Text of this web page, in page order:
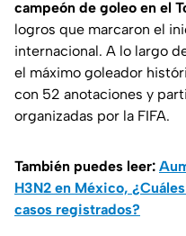
campeón de goleo en el
logros que marcaron el
internacional. A lo largo
el máximo goleador
con 52 anotaciones y
organizadas por la FIFA.
También puedes leer:
H3N2 en México,
casos registrados?